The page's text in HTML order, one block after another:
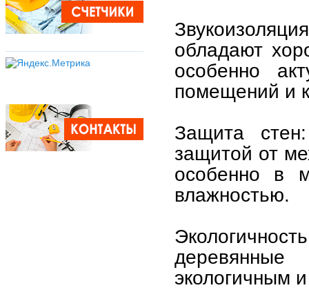
обладают
особенно
помещений и
Защита
защитой от
особенно в
влажностью.
экологичным